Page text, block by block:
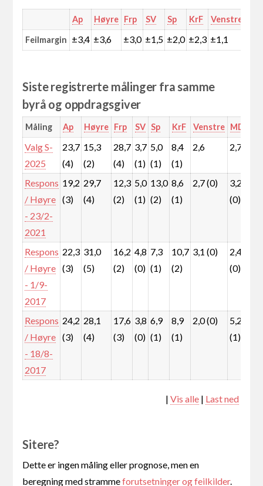
Ap Høyre Frp SV Sp KrF Venstre
Feilmargin ±3,4 ±3,6 ±3,0 ±1,5 ±2,0 ±2,3 ±1,1
Siste registrerte målinger fra samme
byrå og oppdragsgiver
Måling Ap Høyre Frp SV Sp KrF Venstre MDG
Valg S-
2025
23,7
(4)
15,3
(2)
28,7
(4)
3,7
(1)
5,0
(1)
8,4
(1)
2,6 2,7
Respons
/ Høyre
- 23/2-
2021
19,2
(3)
29,7
(4)
12,3
(2)
5,0
(1)
13,0
(2)
8,6
(1)
2,7 (0)
3,2
(0)
Respons
/ Høyre
- 1/9-
2017
22,3
(3)
31,0
(5)
16,2
(2)
4,8
(0)
7,3
(1)
10,7
(2)
3,1 (0)
2,4
(0)
Respons
/ Høyre
- 18/8-
2017
24,2
(3)
28,1
(4)
17,6
(3)
3,8
(0)
6,9
(1)
8,9
(1)
2,0 (0)
5,2
(1)
|Vis alle | Last ned
Sitere?
Dette er ingen måling eller prognose, men en
beregning med strammeforutsetninger og feilkilder.